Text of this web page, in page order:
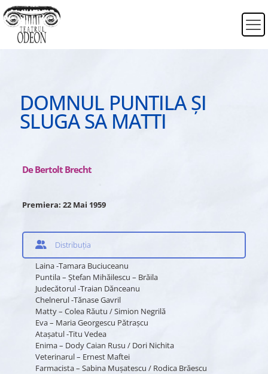
DOMNUL PUNTILA ȘI
SLUGA SA MATTI
De Bertolt Brecht
Premiera: 22 Mai 1959
Distribuția
Laina -Tamara Buciuceanu
Puntila – Ştefan Mihăilescu – Brăila
Judecătorul -Traian Dănceanu
Chelnerul -Tănase Gavril
Matty – Colea Răutu / Simion Negrilă
Eva – Maria Georgescu Pătraşcu
Ataşatul -Titu Vedea
Enima – Dody Caian Rusu / Dori Nichita
Veterinarul – Ernest Maftei
Farmacista – Sabina Muşatescu / Rodica Brăescu